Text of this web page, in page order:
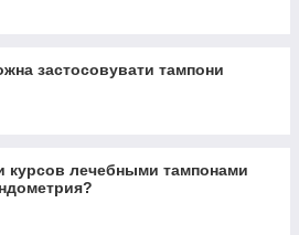
застосовувати тампони
курсов лечебными тампонами